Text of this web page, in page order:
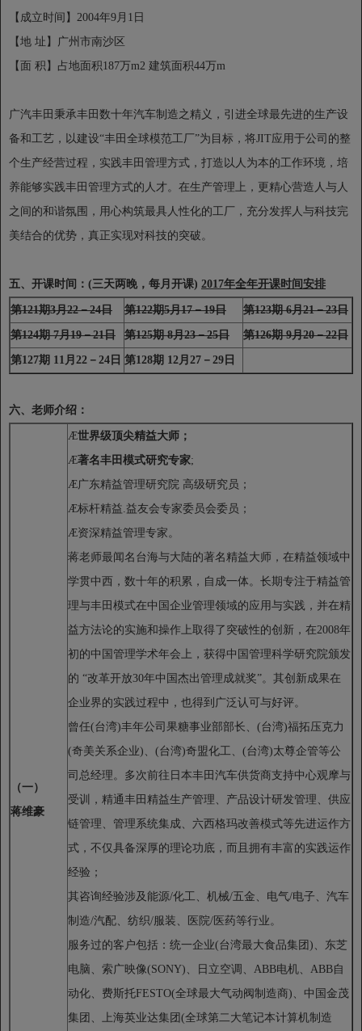
【成立时间】2004年9月1日
【地 址】广州市南沙区
【面 积】占地面积187万m2 建筑面积44万m
广汽丰田 秉承丰田数十年汽车制造之精义，引进全球最先进的生产设
备和工艺，以建设“丰田全球模范工厂”为目标，将JIT应用于公司的整
个生产经营过程，实践丰田管理方式，打造以人为本的工作环境，培
养能够实践丰田管理方式的人才。在生产管理上，更精心营造人与人
之间的和谐氛围，用心构筑最具人性化的工厂，充分发挥人与科技完
美结合的优势，真正实现对科技的突破。
五、开课时间： (三天两晚，每月开课) 2017年全年开课时间安排
第121期3月22－24日 第122期5月17－19日 第123期 6月21－23日
第124期 7月19－21日 第125期 8月23－25日 第126期 9月20－22日
第127期 11月22－24日 第128期 12月27－29日
六、老师介绍：
（一）
蒋维豪
Æ世界级顶尖精益大师；
Æ著名丰田模式研究专家;
Æ广东精益管理研究院 高级研究员；
Æ标杆精益.益友会专家委员会委员；
Æ资深精益管理专家。
蒋老师最闻名台海与大陆的著名精益大师，在精益领域中
学贯中西，数十年的积累，自成一体。长期专注于精益管
理与丰田模式在中国企业管理领域的应用与实践，并在精
益方法论的实施和操作上取得了突破性的创新，在2008年
初的中国管理学术年会上，获得中国管理科学研究院颁发
的 “改革开放30年中国杰出管理成就奖”。其创新成果在
企业界的实践过程中，也得到广泛认可与好评。
曾任(台湾)丰年公司果糖事业部部长、(台湾)福拓压克力
(奇美关系企业)、(台湾)奇盟化工、(台湾)太尊企管等公
司总经理。多次前往日本丰田汽车供货商支持中心观摩与
受训，精通丰田精益生产管理、产品设计研发管理、供应
链管理、管理系统集成、六西格玛改善模式等先进运作方
式，不仅具备深厚的理论功底，而且拥有丰富的实践运作
经验；
其咨询经验涉及能源/化工、机械/五金、电气/电子、汽车
制造/汽配、纺织/服装、医院/医药等行业。
服务过的客户包括：统一企业(台湾最大食品集团)、东芝
电脑、索广映像(SONY)、日立空调、ABB电机、ABB自
动化、费斯托FESTO(全球最大气动阀制造商)、中国金茂
集团、上海英业达集团(全球第二大笔记本计算机制造